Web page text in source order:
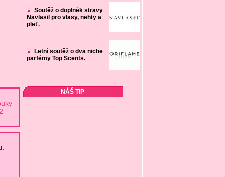
Soutěž o doplněk stravy
Navlasil pro vlasy, nehty a
pleť.
Letní soutěž o dva niche
parfémy Top Scents.
NÁŠ TIP